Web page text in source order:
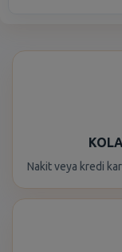
Nakit veya kredi